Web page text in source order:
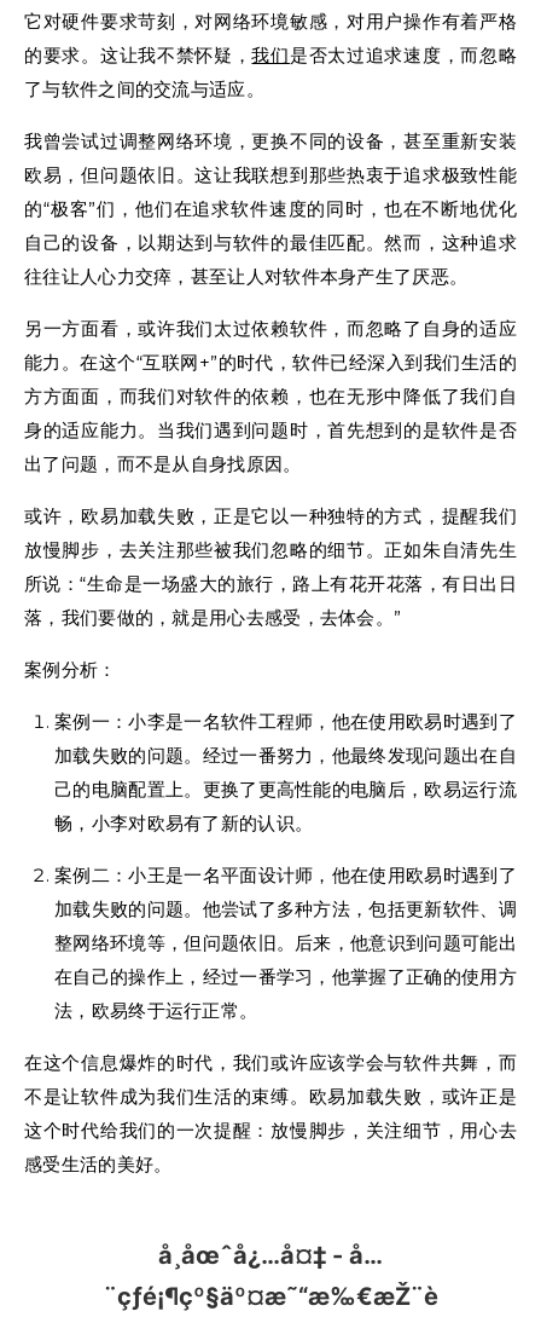
它对硬件要求苛刻，对网络环境敏感，对用户操作有着严格
的要求。这让我不禁怀疑，我们是否太过追求速度，而忽略
了与软件之间的交流与适应。
我曾尝试过调整网络环境，更换不同的设备，甚至重新安装
欧易，但问题依旧。这让我联想到那些热衷于追求极致性能
的“极客”们，他们在追求软件速度的同时，也在不断地优化
自己的设备，以期达到与软件的最佳匹配。然而，这种追求
往往让人心力交瘁，甚至让人对软件本身产生了厌恶。
另一方面看，或许我们太过依赖软件，而忽略了自身的适应
能力。在这个“互联网+”的时代，软件已经深入到我们生活的
方方面面，而我们对软件的依赖，也在无形中降低了我们自
身的适应能力。当我们遇到问题时，首先想到的是软件是否
出了问题，而不是从自身找原因。
或许，欧易加载失败，正是它以一种独特的方式，提醒我们
放慢脚步，去关注那些被我们忽略的细节。正如朱自清先生
所说：“生命是一场盛大的旅行，路上有花开花落，有日出日
落，我们要做的，就是用心去感受，去体会。”
案例分析：
案例一：小李是一名软件工程师，他在使用欧易时遇到了
加载失败的问题。经过一番努力，他最终发现问题出在自
己的电脑配置上。更换了更高性能的电脑后，欧易运行流
畅，小李对欧易有了新的认识。
案例二：小王是一名平面设计师，他在使用欧易时遇到了
加载失败的问题。他尝试了多种方法，包括更新软件、调
整网络环境等，但问题依旧。后来，他意识到问题可能出
在自己的操作上，经过一番学习，他掌握了正确的使用方
法，欧易终于运行正常。
在这个信息爆炸的时代，我们或许应该学会与软件共舞，而
不是让软件成为我们生活的束缚。欧易加载失败，或许正是
这个时代给我们的一次提醒：放慢脚步，关注细节，用心去
感受生活的美好。